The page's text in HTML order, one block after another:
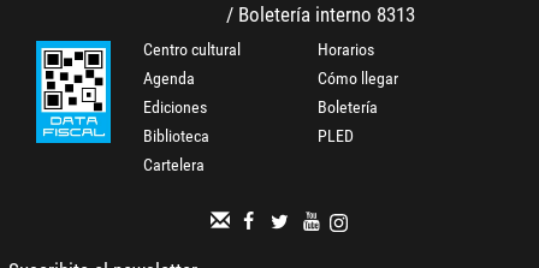
/ Boletería interno 8313
Centro cultural
Agenda
Ediciones
Biblioteca
Cartelera
Horarios
Cómo llegar
Boletería
PLED